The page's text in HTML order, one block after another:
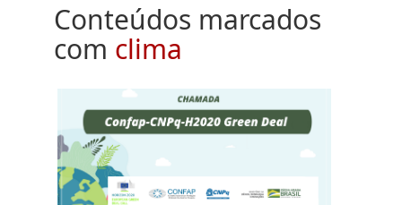
Conteúdos marcados
com clima